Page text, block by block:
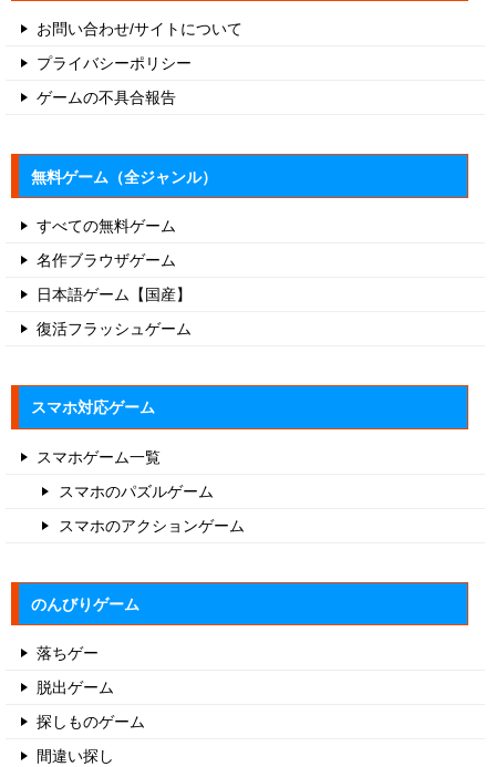
お問い合わせ/サイトについて
プライバシーポリシー
ゲームの不具合報告
無料ゲーム（全ジャンル）
すべての無料ゲーム
名作ブラウザゲーム
日本語ゲーム【国産】
復活フラッシュゲーム
スマホ対応ゲーム
スマホゲーム一覧
スマホのパズルゲーム
スマホのアクションゲーム
のんびりゲーム
落ちゲー
脱出ゲーム
探しものゲーム
間違い探し